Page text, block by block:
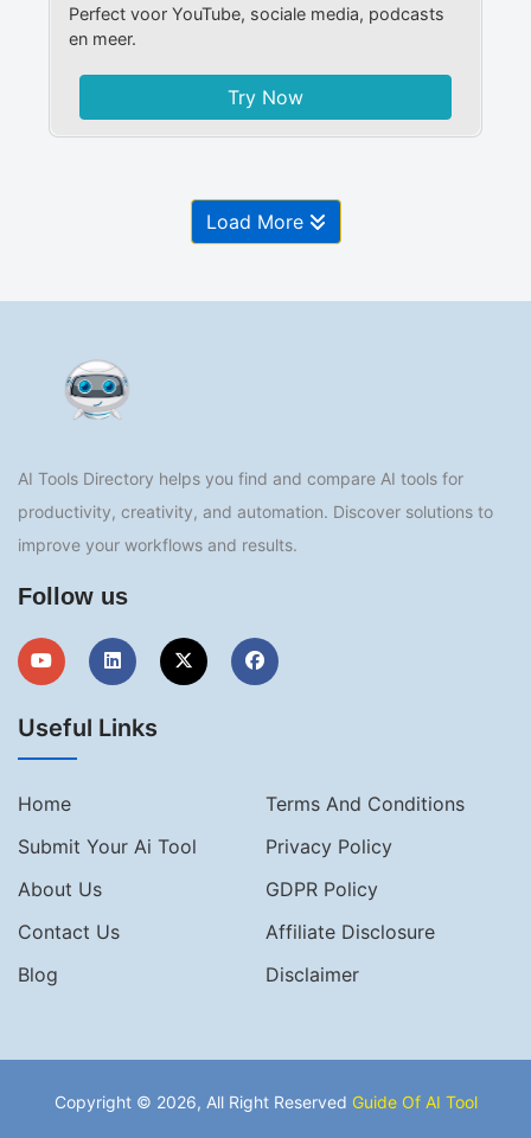
Perfect voor YouTube, sociale media, podcasts
en meer.
Try Now
Load More
AI Tools Directory helps you find and compare AI tools for
productivity, creativity, and automation. Discover solutions to
improve your workflows and results.
Follow us
Useful Links
Home
Terms And Conditions
Submit Your Ai Tool
Privacy Policy
About Us
GDPR Policy
Contact Us
Affiliate Disclosure
Blog
Disclaimer
Copyright © 2026, All Right Reserved Guide Of AI Tool